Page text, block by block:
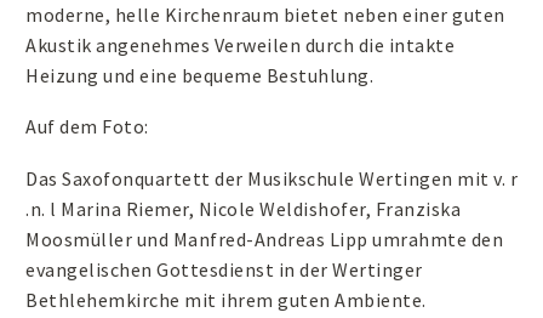
moderne, helle Kirchenraum bietet neben einer guten
Akustik angenehmes Verweilen durch die intakte
Heizung und eine bequeme Bestuhlung.
Auf dem Foto:
Das Saxofonquartett der Musikschule Wertingen mit v. r
.n. l Marina Riemer, Nicole Weldishofer, Franziska
Moosmüller und Manfred-Andreas Lipp umrahmte den
evangelischen Gottesdienst in der Wertinger
Bethlehemkirche mit ihrem guten Ambiente.